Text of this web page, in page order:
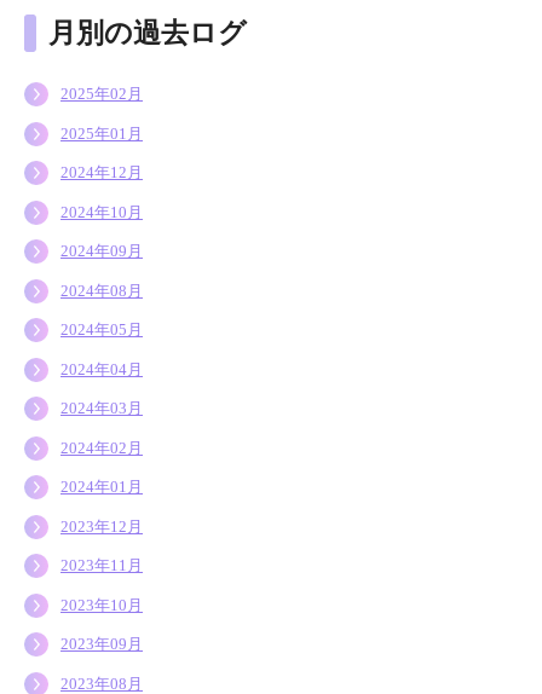
月別の過去ログ
2025年02月
2025年01月
2024年12月
2024年10月
2024年09月
2024年08月
2024年05月
2024年04月
2024年03月
2024年02月
2024年01月
2023年12月
2023年11月
2023年10月
2023年09月
2023年08月